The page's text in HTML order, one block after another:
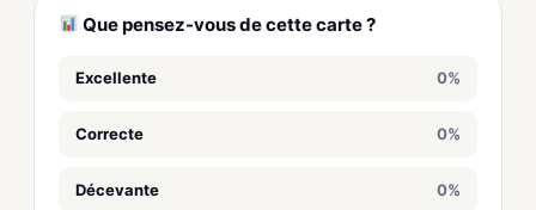
Que pensez-vous de cette carte ?
Excellente 0%
Correcte 0%
Décevante 0%